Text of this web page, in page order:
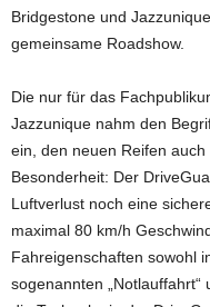
Bridgestone und
gemeinsame Roadshow.
Die nur für das
Jazzunique nahm den
ein, den neuen Reifen
Besonderheit: Der
Luftverlust noch eine
maximal 80 km/h
Fahreigenschaften sowohl
sogenannten